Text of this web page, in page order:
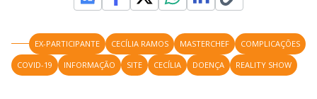
EX-PARTICIPANTE CECÍLIA RAMOS MASTERCHEF
COMPLICAÇÕES
COVID-19
INFORMAÇÃO SITE CECÍLIA DOENÇA REALITY SHOW